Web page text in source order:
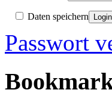
Daten speichern
Passwort